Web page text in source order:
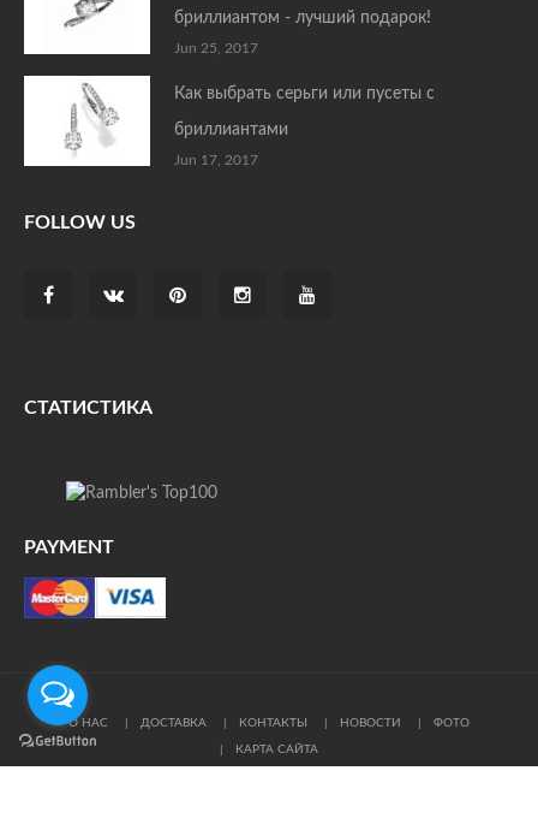
бриллиантом - лучший подарок!
Jun 25, 2017
Как выбрать серьги или пусеты с
бриллиантами
Jun 17, 2017
FOLLOW US
СТАТИСТИКА
PAYMENT
О НАС ДОСТАВКА КОНТАКТЫ НОВОСТИ ФОТО
КАРТА САЙТА